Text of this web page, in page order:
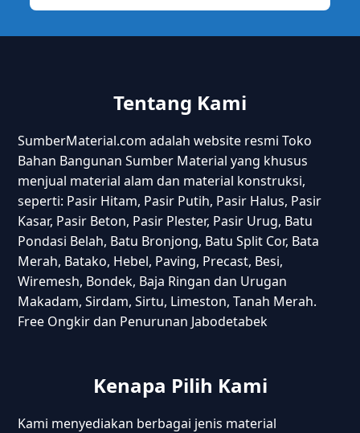
Tentang Kami
SumberMaterial.com adalah website resmi Toko
Bahan Bangunan Sumber Material yang khusus
menjual material alam dan material konstruksi,
seperti: Pasir Hitam, Pasir Putih, Pasir Halus, Pasir
Kasar, Pasir Beton, Pasir Plester, Pasir Urug, Batu
Pondasi Belah, Batu Bronjong, Batu Split Cor, Bata
Merah, Batako, Hebel, Paving, Precast, Besi,
Wiremesh, Bondek, Baja Ringan dan Urugan
Makadam, Sirdam, Sirtu, Limeston, Tanah Merah.
Free Ongkir dan Penurunan Jabodetabek
Kenapa Pilih Kami
Kami menyediakan berbagai jenis material